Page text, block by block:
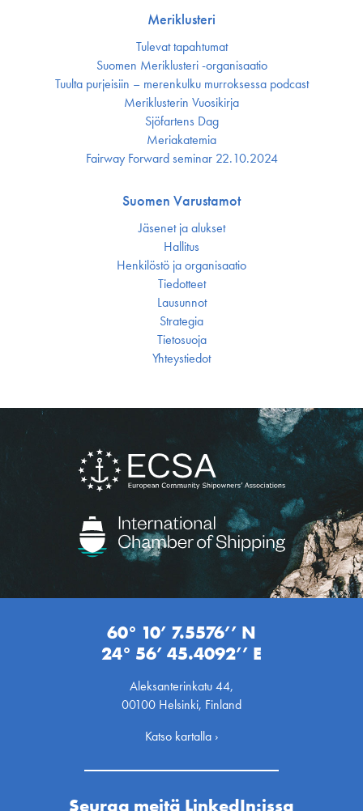
Meriklusteri
Tulevat tapahtumat
Suomen Meriklusteri -organisaatio
Tuulta purjeisiin – merenkulku murroksessa podcast
Meriklusterin Vuosikirja
Sjöfartens Dag
Meriakatemia
Fairway Forward seminar 22.10.2024
Suomen Varustamot
Jäsenet ja alukset
Hallitus
Henkilöstö ja organisaatio
Tiedotteet
Lausunnot
Strategia
Tietosuoja
Yhteystiedot
60° 10’ 7.5576’’ N
24° 56’ 45.4092’’ E
Aleksanterinkatu 44,
00100 Helsinki, Finland
Katso kartalla ›
Seuraa meitä LinkedIn:issa